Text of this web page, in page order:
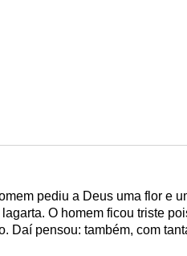
pediu a Deus uma flor e
O homem ficou triste
Daí pensou: também, com